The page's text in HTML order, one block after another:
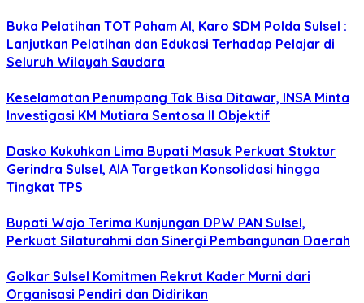
Buka Pelatihan TOT Paham AI, Karo SDM Polda Sulsel :
Lanjutkan Pelatihan dan Edukasi Terhadap Pelajar di
Seluruh Wilayah Saudara
Keselamatan Penumpang Tak Bisa Ditawar, INSA Minta
Investigasi KM Mutiara Sentosa II Objektif
Dasko Kukuhkan Lima Bupati Masuk Perkuat Stuktur
Gerindra Sulsel, AIA Targetkan Konsolidasi hingga
Tingkat TPS
Bupati Wajo Terima Kunjungan DPW PAN Sulsel,
Perkuat Silaturahmi dan Sinergi Pembangunan Daerah
Golkar Sulsel Komitmen Rekrut Kader Murni dari
Organisasi Pendiri dan Didirikan